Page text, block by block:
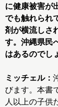
に健康被害が
でも触れられ
剤が横流しさ
す。沖縄県民
はあるのでし
ミッチェル：
びます。本書
人以上の子供